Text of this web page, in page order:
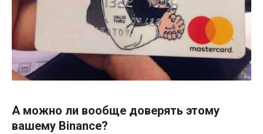
А можно ли вообще доверять этому
вашему Binance?